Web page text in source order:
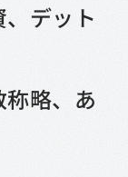
デット
略、あ